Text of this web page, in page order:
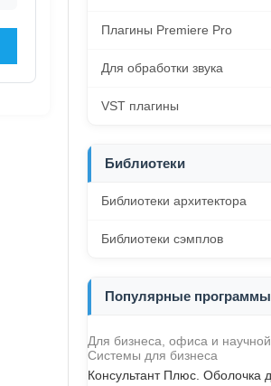
Плагины Premiere Pro
Для обработки звука
VST плагины
Библиотеки
Библиотеки архитектора
Библиотеки сэмплов
Популярные программы
Для бизнеса, офиса и
Системы для бизнеса
Консультант Плюс. Оболочка